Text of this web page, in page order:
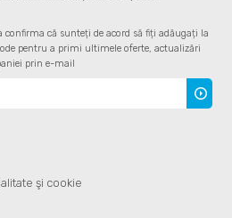
confirma că sunteți de acord să fiți adăugați la
pentru a primi ultimele oferte, actualizări
prin e-mail
şi cookie